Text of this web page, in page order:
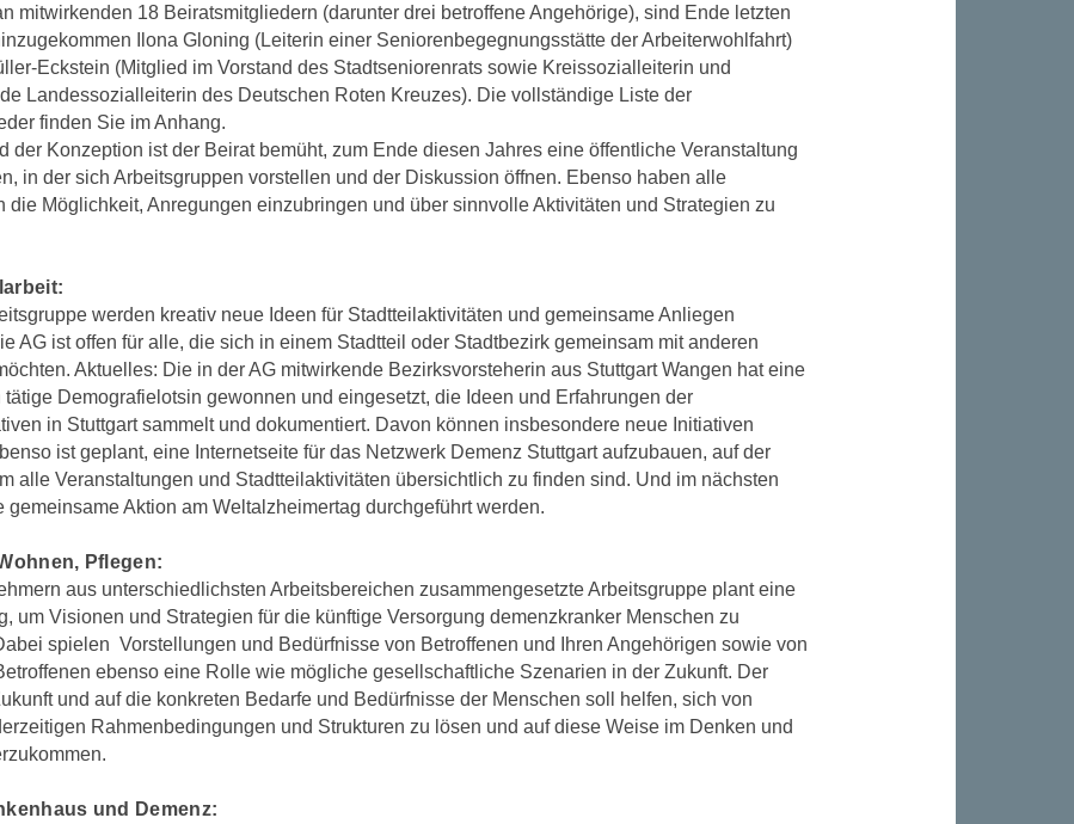
mitwirkenden 18 Beiratsmitgliedern (darunter drei betroffene Angehörige), sind Ende letzten
Ilona Gloning (Leiterin einer Seniorenbegegnungsstätte der Arbeiterwohlfahrt)
Eckstein (Mitglied im Vorstand des Stadtseniorenrats sowie Kreissozialleiterin und
Landessozialleiterin des Deutschen Roten Kreuzes). Die vollständige Liste der
finden Sie im Anhang.
der Konzeption ist der Beirat bemüht, zum Ende diesen Jahres eine öffentliche Veranstaltung
in der sich Arbeitsgruppen vorstellen und der Diskussion öffnen. Ebenso haben alle
die Möglichkeit, Anregungen einzubringen und über sinnvolle Aktivitäten und Strategien zu
werden kreativ neue Ideen für Stadtteilaktivitäten und gemeinsame Anliegen
AG ist offen für alle, die sich in einem Stadtteil oder Stadtbezirk gemeinsam mit anderen
Aktuelles: Die in der AG mitwirkende Bezirksvorsteherin aus Stuttgart Wangen hat eine
tätige Demografielotsin gewonnen und eingesetzt, die Ideen und Erfahrungen der
in Stuttgart sammelt und dokumentiert. Davon können insbesondere neue Initiativen
ist geplant, eine Internetseite für das Netzwerk Demenz Stuttgart aufzubauen, auf der
alle Veranstaltungen und Stadtteilaktivitäten übersichtlich zu finden sind. Und im nächsten
gemeinsame Aktion am Weltalzheimertag durchgeführt werden.
Pflegen:
aus unterschiedlichsten Arbeitsbereichen zusammengesetzte Arbeitsgruppe plant eine
um Visionen und Strategien für die künftige Versorgung demenzkranker Menschen zu
spielen Vorstellungen und Bedürfnisse von Betroffenen und Ihren Angehörigen sowie von
ebenso eine Rolle wie mögliche gesellschaftliche Szenarien in der Zukunft. Der
und auf die konkreten Bedarfe und Bedürfnisse der Menschen soll helfen, sich von
Rahmenbedingungen und Strukturen zu lösen und auf diese Weise im Denken und
und Demenz: